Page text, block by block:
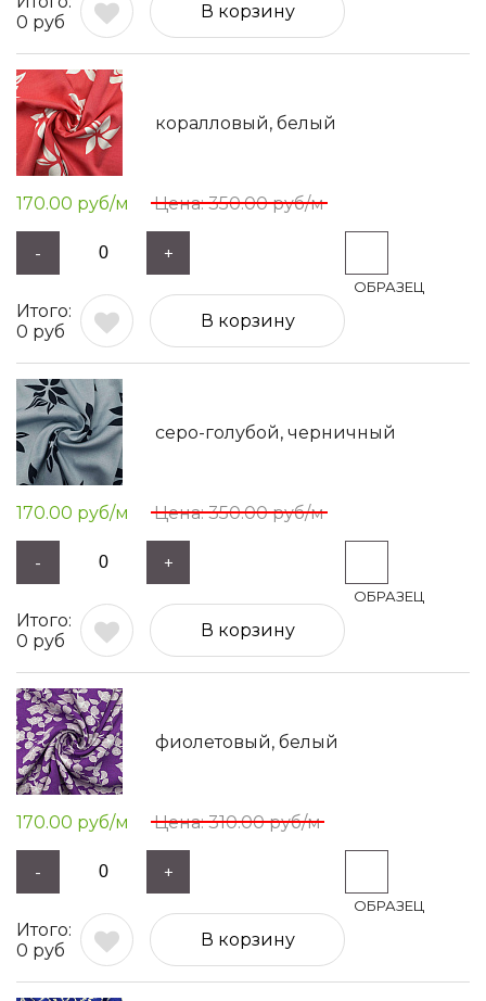
0 руб
В корзину
коралловый, белый
170.00 руб/м 350.00руб/м
- +
0 руб
В корзину
серо-голубой, черничный
170.00 руб/м 350.00руб/м
- +
0 руб
В корзину
фиолетовый, белый
170.00 руб/м 310.00руб/м
- +
0 руб
В корзину